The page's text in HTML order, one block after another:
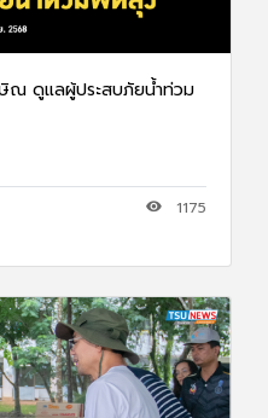
ณ ดูแลผู้ประสบภัยน้ำท่วม
1175